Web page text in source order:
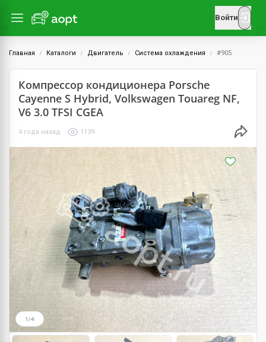
Войти
Главная Каталоги Двигатель Система охлаждения #905
Компрессор кондиционера Porsche
Cayenne S Hybrid, Volkswagen Touareg NF,
V6 3.0 TFSI CGEA
4 года назад 1139
1/4